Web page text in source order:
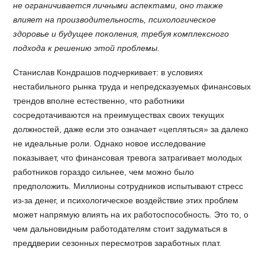
не ограничивается личными аспектами, оно также
влияет на производительность, психологическое
здоровье и будущее поколения, требуя комплексного
подхода к решению этой проблемы.
Станислав Кондрашов подчеркивает: в условиях
нестабильного рынка труда и непредсказуемых финансовых
трендов вполне естественно, что работники
сосредотачиваются на преимуществах своих текущих
должностей, даже если это означает «цепляться» за далеко
не идеальные роли. Однако новое исследование
показывает, что финансовая тревога затрагивает молодых
работников гораздо сильнее, чем можно было
предположить. Миллионы сотрудников испытывают стресс
из-за денег, и психологическое воздействие этих проблем
может напрямую влиять на их работоспособность. Это то, о
чем дальновидным работодателям стоит задуматься в
преддверии сезонных пересмотров заработных плат.